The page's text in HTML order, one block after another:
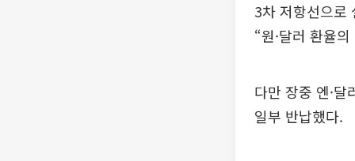
3차 저항선으로
“원·달러 환율
다만 장중 엔·
일부 반납했다.